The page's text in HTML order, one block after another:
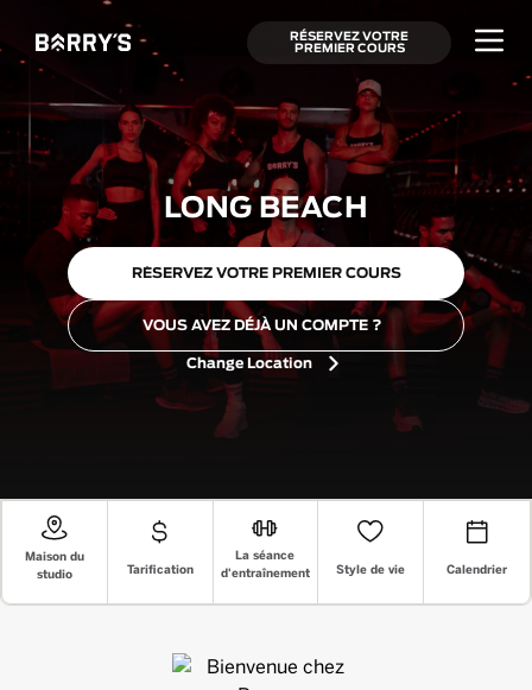
RÉSERVEZ VOTRE
PREMIER COURS
LONG BEACH
RÉSERVEZ VOTRE PREMIER COURS
VOUS AVEZ DÉJÀ UN COMPTE ?
Change Location
Maison du
studio
Tarification
La séance
d'entraînement
Style de vie Calendrier